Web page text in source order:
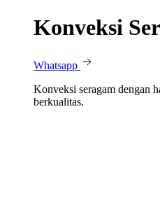
Konveksi
Whatsapp
Konveksi seragam dengan
berkualitas.